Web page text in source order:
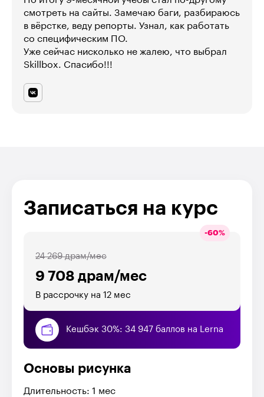
смотреть на сайты. Замечаю баги, разбираюсь
в вёрстке, веду репорты. Узнал, как работать
со специфическим ПО.
Уже сейчас нисколько не жалею, что выбрал
Skillbox. Спасибо!!!
Записаться на курс
-60%
9 708 драм/мес
24 269 драм/мес
В рассрочку на 12 мес
Кешбэк 30%: 34 947 баллов на Lerna
Основы рисунка
Длительность: 1 мес